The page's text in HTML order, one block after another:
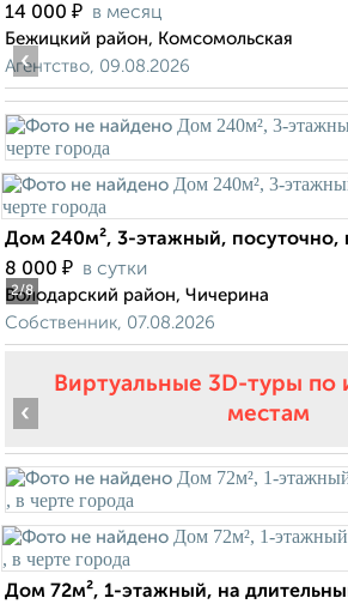
14 000 ₽ в месяц
Бежицкий район, Комсомольская
Агентство, 09.08.2026
2/8
‹
Дом 240м², 3-этажный, посуточно,
8 000 ₽ в сутки
Володарский район, Чичерина
Собственник, 07.08.2026
Виртуальные 3D-туры по
местам
‹
Дом 72м², 1-этажный, на